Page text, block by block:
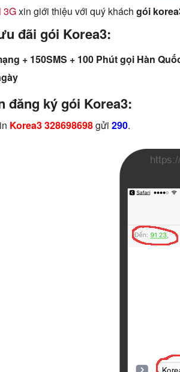
3Gxin giới thiệu với quý khách gói
đãi gói Korea3:
+ 150SMS + 100 Phút gọi Hàn
đăng ký gói Korea3:
Korea3 328698698gửi 290.